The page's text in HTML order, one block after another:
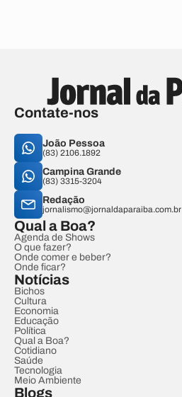
Contate-nos
João Pessoa
(83) 2106.1892
Campina Grande
(83) 3315-3204
Redação
jornalismo@jornaldaparaiba.com.br
Qual a Boa?
Agenda de Shows
O que fazer?
Onde comer e beber?
Onde ficar?
Notícias
Bichos
Cultura
Economia
Educação
Política
Qual a Boa?
Cotidiano
Saúde
Tecnologia
Meio Ambiente
Blogs